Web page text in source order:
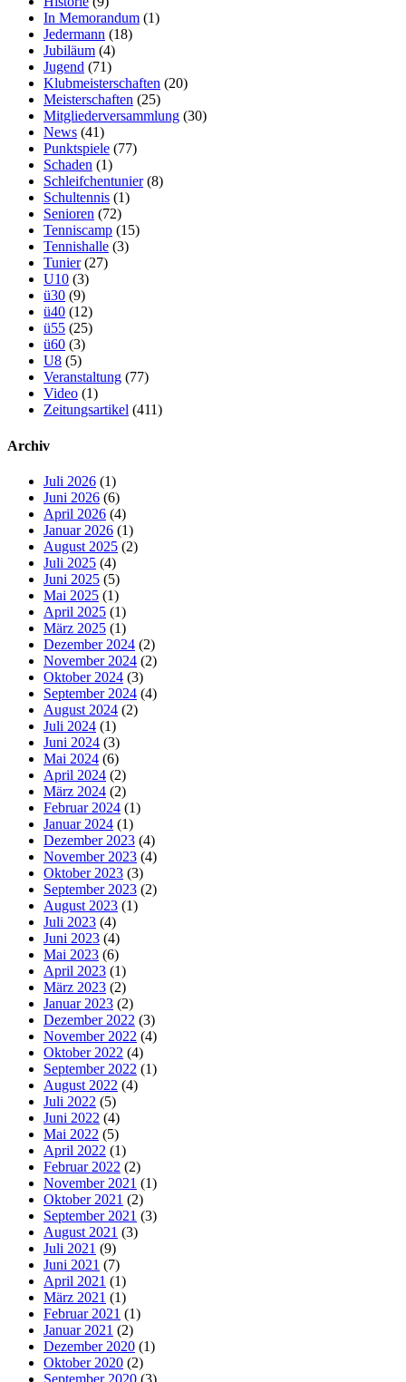
In Memorandum (1)
Jedermann (18)
Jubiläum (4)
Jugend (71)
Klubmeisterschaften (20)
Meisterschaften (25)
Mitgliederversammlung (30)
News (41)
Punktspiele (77)
Schaden (1)
Schleifchentunier(8)
Schultennis (1)
Senioren (72)
Tenniscamp (15)
Tennishalle (3)
Tunier(27)
U10 (3)
ü30 (9)
ü40 (12)
ü55 (25)
ü60 (3)
U8 (5)
Veranstaltung (77)
Video (1)
Zeitungsartikel (411)
Archiv
Juli 2026 (1)
Juni 2026 (6)
April 2026 (4)
Januar 2026 (1)
August 2025 (2)
Juli 2025 (4)
Juni 2025 (5)
Mai 2025 (1)
April 2025 (1)
März 2025 (1)
Dezember 2024 (2)
November 2024 (2)
Oktober 2024 (3)
September 2024 (4)
August 2024 (2)
Juli 2024 (1)
Juni 2024 (3)
Mai 2024 (6)
April 2024 (2)
März 2024 (2)
Februar 2024 (1)
Januar 2024 (1)
Dezember 2023 (4)
November 2023 (4)
Oktober 2023 (3)
September 2023 (2)
August 2023 (1)
Juli 2023 (4)
Juni 2023 (4)
Mai 2023 (6)
April 2023 (1)
März 2023 (2)
Januar 2023 (2)
Dezember 2022 (3)
November 2022 (4)
Oktober 2022 (4)
September 2022 (1)
August 2022 (4)
Juli 2022 (5)
Juni 2022 (4)
Mai 2022 (5)
April 2022 (1)
Februar 2022 (2)
November 2021 (1)
Oktober 2021 (2)
September 2021 (3)
August 2021 (3)
Juli 2021 (9)
Juni 2021 (7)
April 2021 (1)
März 2021 (1)
Februar 2021 (1)
Januar 2021 (2)
Dezember 2020 (1)
Oktober 2020 (2)
September 2020 (3)